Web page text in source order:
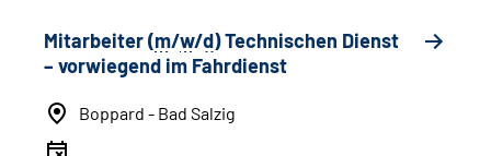
Mitarbeiter (m/w/d) Technischen Dienst
– vorwiegend im Fahrdienst
Boppard - Bad Salzig